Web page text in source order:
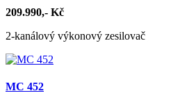
209.990,- Kč
2-kanálový výkonový zesilovač
MC 452